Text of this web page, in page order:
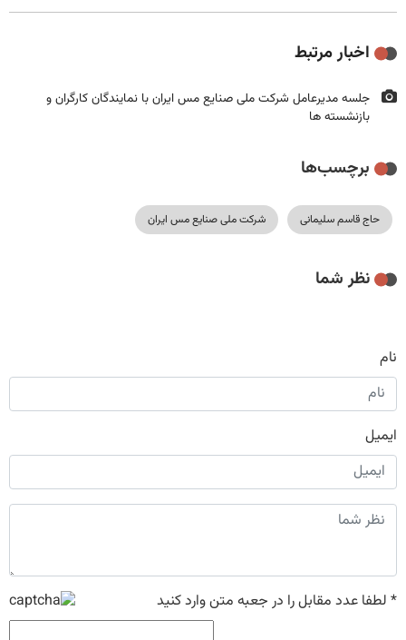
اخبار مرتبط
جلسه مدیرعامل شرکت ملی صنایع مس ایران با نمایندگان کارگران و
بازنشسته ها
برچسب‌ها
حاج قاسم سلیمانی شرکت ملی صنایع مس ایران
نظر شما
نام
ایمیل
* لطفا عدد مقابل را در جعبه متن وارد کنید